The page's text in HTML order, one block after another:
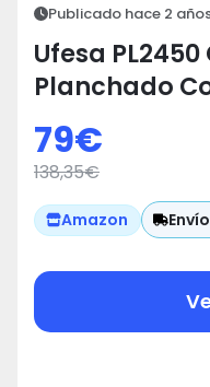
Publicado hace 2
Ufesa
Planchado
Bares, Golpe
350gr y
Suela
CareTemp,
Consumibles
79€
138,35€
Amazon